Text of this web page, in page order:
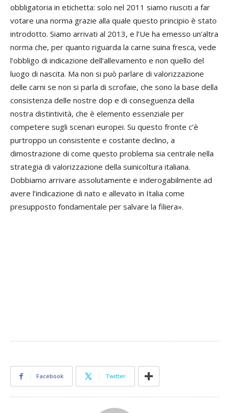
obbligatoria in etichetta: solo nel 2011 siamo riusciti a far
votare una norma grazie alla quale questo principio è stato
introdotto. Siamo arrivati al 2013, e l’Ue ha emesso un’altra
norma che, per quanto riguarda la carne suina fresca, vede
l’obbligo di indicazione dell’allevamento e non quello del
luogo di nascita. Ma non si può parlare di valorizzazione
delle carni se non si parla di scrofaie, che sono la base della
consistenza delle nostre dop e di conseguenza della
nostra distintività, che è elemento essenziale per
competere sugli scenari europei. Su questo fronte c’è
purtroppo un consistente e costante declino, a
dimostrazione di come questo problema sia centrale nella
strategia di valorizzazione della suinicoltura italiana.
Dobbiamo arrivare assolutamente e inderogabilmente ad
avere l’indicazione di nato e allevato in Italia come
presupposto fondamentale per salvare la filiera».
Facebook Twitter